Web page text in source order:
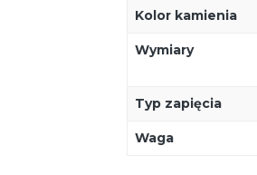
Kolor kamienia
Wymiary
Typ zapięcia
Waga